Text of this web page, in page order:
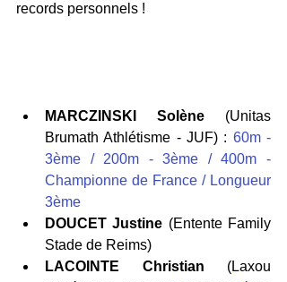
records personnels !
MARCZINSKI Solène (Unitas
Brumath Athlétisme - JUF) : 60m -
3ème / 200m - 3ème / 400m -
Championne de France / Longueur
3ème
DOUCET Justine (Entente Family
Stade de Reims)
LACOINTE Christian (Laxou